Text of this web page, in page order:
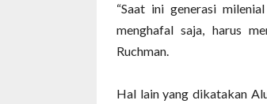
“Saat ini generasi
menghafal saja, harus
Ruchman.
Hal lain yang dikatakan